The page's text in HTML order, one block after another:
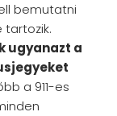
bemutatni
tartozik.
ugyanazt a
a 911-es